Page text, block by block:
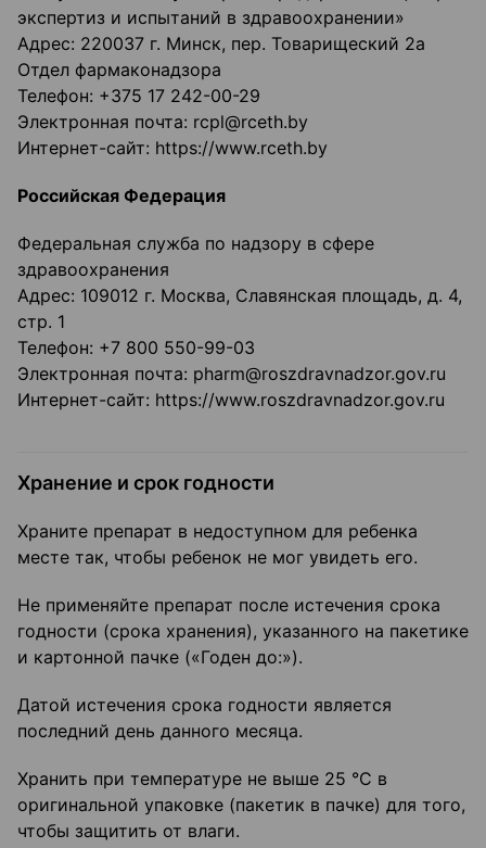
экспертиз и испытаний в здравоохранении»
Адрес: 220037 г. Минск, пер. Товарищеский 2а
Отдел фармаконадзора
Телефон: +375 17 242-00-29
Электронная почта: rcpl@rceth.by
Интернет-сайт: https://www.rceth.by
Российская Федерация
Федеральная служба по надзору в сфере
здравоохранения
Адрес: 109012 г. Москва, Славянская площадь, д. 4,
стр. 1
Телефон: +7 800 550-99-03
Электронная почта: pharm@roszdravnadzor.gov.ru
Интернет-сайт: https://www.roszdravnadzor.gov.ru
Хранение и срок годности
Храните препарат в недоступном для ребенка
месте так, чтобы ребенок не мог увидеть его.
Не применяйте препарат после истечения срока
годности (срока хранения), указанного на пакетике
и картонной пачке («Годен до:»).
Датой истечения срока годности является
последний день данного месяца.
Хранить при температуре не выше 25 °С в
оригинальной упаковке (пакетик в пачке) для того,
чтобы защитить от влаги.